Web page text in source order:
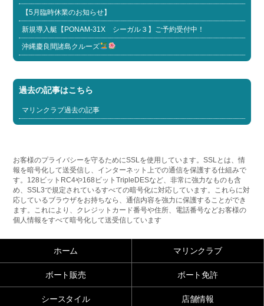
【5月臨時休業のお知らせ】
新規導入艇【PONAM-31X シーガル３】ご予約受付中！
沖縄慶良間諸島クルーズ
過去の記事はこちら
マリンクラブ過去の記事
お客様のプライバシーを守るためにSSLを使用しています。SSLとは、情
報を暗号化して送受信し、インターネット上での通信を保護する仕組みで
す。128ビットRC4や168ビットTripleDESなど、非常に強力なものも含
め、SSL3で規定されているすべての暗号化に対応しています。これらに対
応しているブラウザをお持ちなら、通信内容を強力に保護することができ
ます。これにより、クレジットカード番号や住所、電話番号などお客様の
個人情報をすべて暗号化して送受信しています
ホーム マリンクラブ
ボート販売 ボート免許
シースタイル 店舗情報